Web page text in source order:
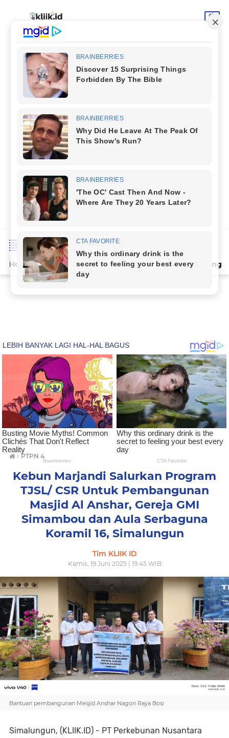
Home Terpopuler Indeks Artikel Deli Serdang
› PTPN 4
Kebun Marjandi Salurkan Program
TJSL/ CSR Untuk Pembangunan
Masjid Al Anshar, Gereja GMI
Simambou dan Aula Serbaguna
Koramil 16, Simalungun
Tim KLIIK ID
Kamis, 19 Juni 2025 | 19:45 WIB
Bantuan pembangunan Mesjid Anshar Nagori Raya Bosi
Simalungun, (KLIIK.ID) - PT Perkebunan Nusantara